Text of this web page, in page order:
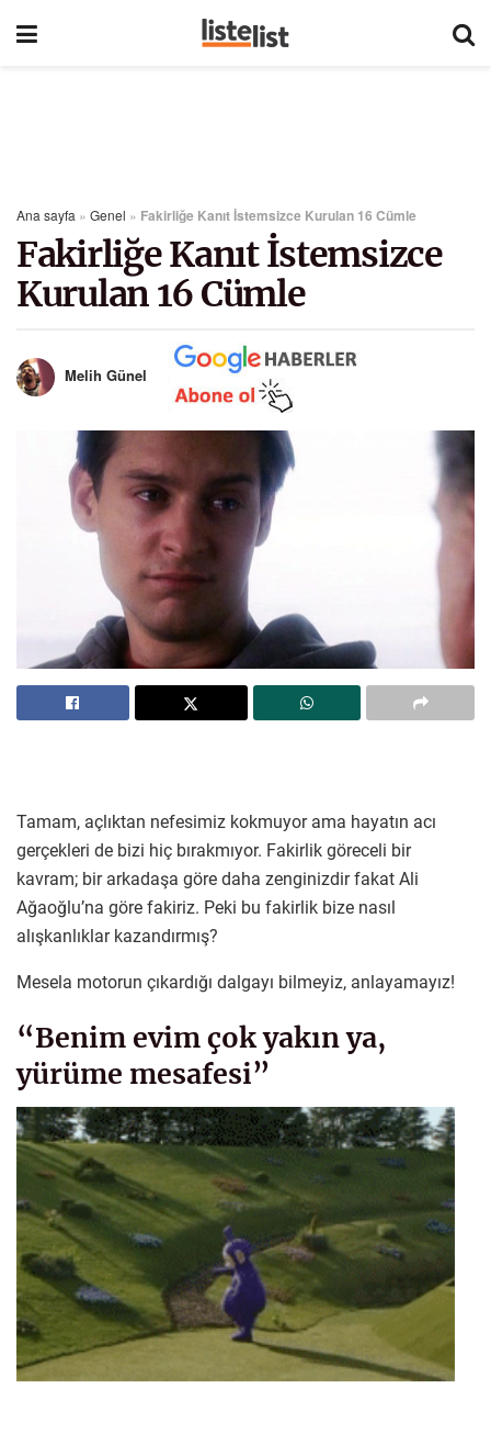
Ana sayfa » Genel » Fakirliğe Kanıt İstemsizce Kurulan 16 Cümle
Fakirliğe Kanıt İstemsizce
Kurulan 16 Cümle
Melih Günel
Tamam, açlıktan nefesimiz kokmuyor ama hayatın acı
gerçekleri de bizi hiç bırakmıyor. Fakirlik göreceli bir
kavram; bir arkadaşa göre daha zenginizdir fakat Ali
Ağaoğlu’na göre fakiriz. Peki bu fakirlik bize nasıl
alışkanlıklar kazandırmış?
Mesela motorun çıkardığı dalgayı bilmeyiz, anlayamayız!
“Benim evim çok yakın ya,
yürüme mesafesi”